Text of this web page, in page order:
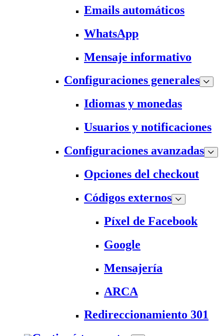
Emails automáticos
WhatsApp
Mensaje informativo
Configuraciones generales
Idiomas y monedas
Usuarios y notificaciones
Configuraciones avanzadas
Opciones del checkout
Códigos externos
Píxel de Facebook
Google
Mensajería
ARCA
Redireccionamiento 301